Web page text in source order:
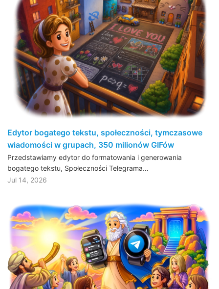
Edytor bogatego tekstu, społeczności, tymczasowe
wiadomości w grupach, 350 milionów GIFów
Przedstawiamy edytor do formatowania i generowania
bogatego tekstu, Społeczności Telegrama…
Jul 14, 2026